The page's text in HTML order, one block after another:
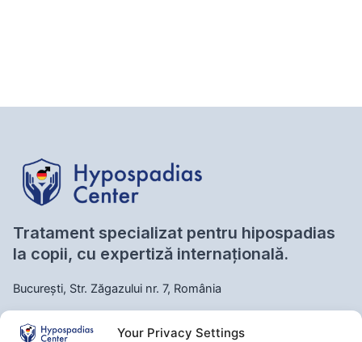
Your Privacy Settings
Tratament specializat pentru hipospadias
la copii, cu expertiză internațională.
București, Str. Zăgazului nr. 7, România
Str. Zăgazului nr. 7, București